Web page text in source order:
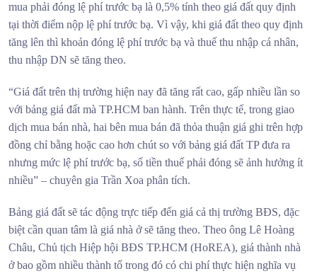
mua phải đóng lệ phí trước bạ là 0,5% tính theo giá đất quy định
tại thời điểm nộp lệ phí trước bạ. Vì vậy, khi giá đất theo quy định
tăng lên thì khoản đóng lệ phí trước bạ và thuế thu nhập cá nhân,
thu nhập DN sẽ tăng theo.
“Giá đất trên thị trường hiện nay đã tăng rất cao, gấp nhiều lần so
với bảng giá đất mà TP.HCM ban hành. Trên thực tế, trong giao
dịch mua bán nhà, hai bên mua bán đã thỏa thuận giá ghi trên hợp
đồng chỉ bằng hoặc cao hơn chút so với bảng giá đất TP đưa ra
nhưng mức lệ phí trước bạ, số tiền thuế phải đóng sẽ ảnh hưởng ít
nhiều” – chuyên gia Trần Xoa phân tích.
Bảng giá đất sẽ tác động trực tiếp đến giá cả thị trường BĐS, đặc
biệt cần quan tâm là giá nhà ở sẽ tăng theo. Theo ông Lê Hoàng
Châu, Chủ tịch Hiệp hội BĐS TP.HCM (HoREA), giá thành nhà
ở bao gồm nhiều thành tố trong đó có chi phí thực hiện nghĩa vụ